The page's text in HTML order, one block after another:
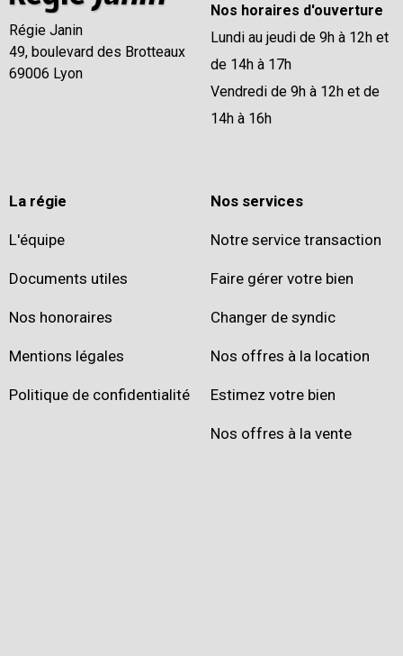
Régie Janin
49, boulevard des Brotteaux
69006 Lyon
Nos horaires d'ouverture
Lundi au jeudi de 9h à 12h et
de 14h à 17h
Vendredi de 9h à 12h et de
14h à 16h
La régie
L'équipe
Documents utiles
Nos honoraires
Mentions légales
Politique de confidentialité
Nos services
Notre service transaction
Faire gérer votre bien
Changer de syndic
Nos offres à la location
Estimez votre bien
Nos offres à la vente